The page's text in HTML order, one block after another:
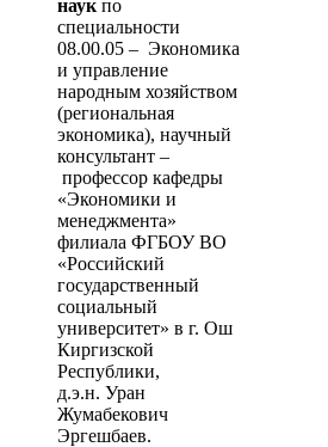
наук по
специальности
08.00.05 – Экономика
и управление
народным хозяйством
(региональная
экономика), научный
консультант –
профессор кафедры
«Экономики и
менеджмента»
филиала ФГБОУ ВО
«Российский
государственный
социальный
университет» в г. Ош
Киргизской
Республики,
д.э.н. Уран
Жумабекович
Эргешбаев.